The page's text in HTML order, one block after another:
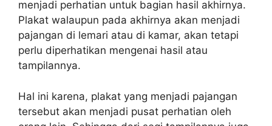
menjadi perhatian untuk bagian hasil akhirnya.
Plakat walaupun pada akhirnya akan menjadi
pajangan di lemari atau di kamar, akan tetapi
perlu diperhatikan mengenai hasil atau
tampilannya.
Hal ini karena, plakat yang menjadi pajangan
tersebut akan menjadi pusat perhatian oleh